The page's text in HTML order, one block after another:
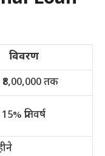
विवरण
₹8,00,000 तक
प्रतिवर्ष